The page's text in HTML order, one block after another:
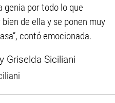
genia por todo lo que
de ella y se ponen muy
contó emocionada.